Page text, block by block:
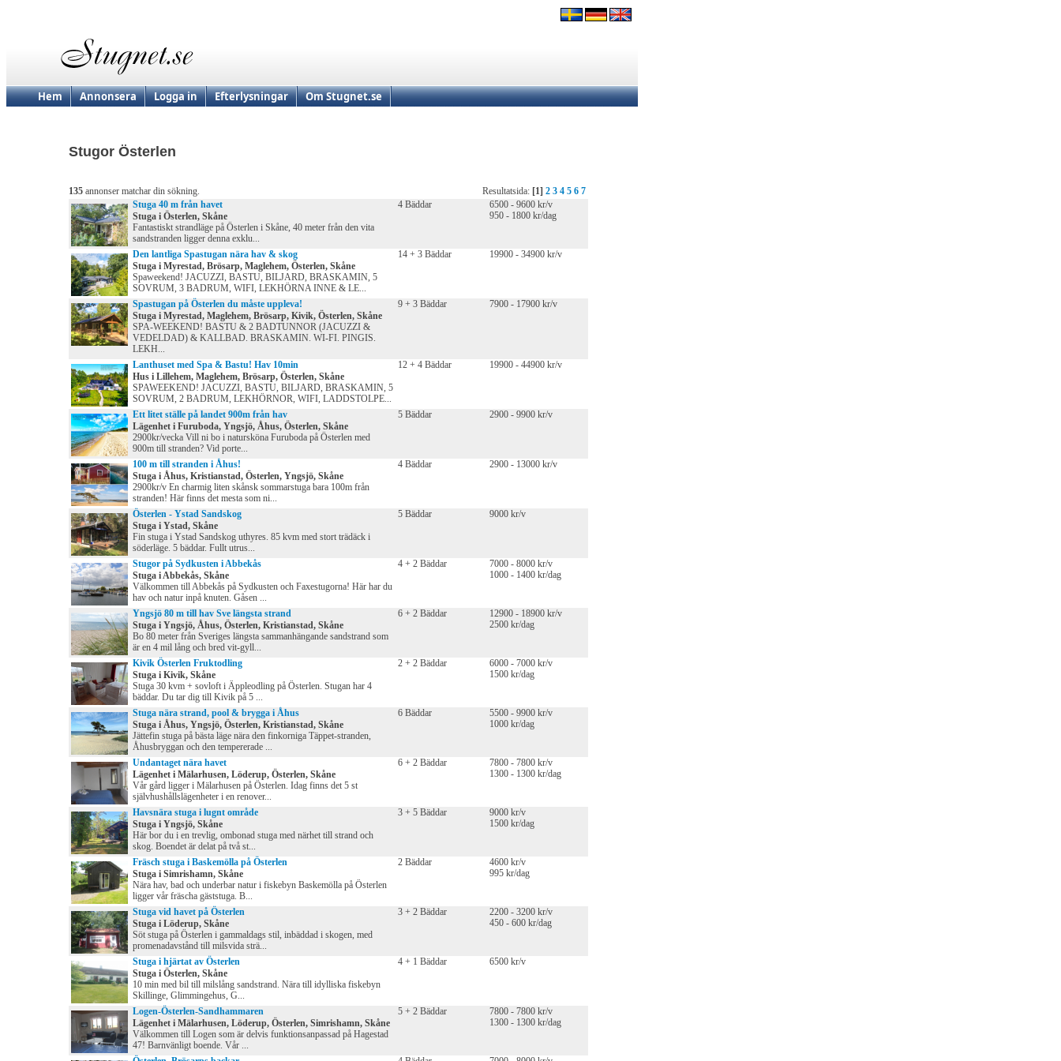
Hem Annonsera Logga in Efterlysningar Om Stugnet.se
Stugor Österlen
135 annonser matchar din sökning. Resultatsida: [1] 2 3 4 5 6 7
Stuga 40 m från havet
Stuga i Österlen, Skåne
Fantastiskt strandläge på Österlen i Skåne, 40 meter från den vita
sandstranden ligger denna exklu...
4 Bäddar
6500 - 9600 kr/v
950 - 1800 kr/dag
Den lantliga Spastugan nära hav & skog
Stuga i Myrestad, Brösarp, Maglehem, Österlen, Skåne
Spaweekend! JACUZZI, BASTU, BILJARD, BRASKAMIN, 5
SOVRUM, 3 BADRUM, WIFI, LEKHÖRNA INNE & LE...
14 + 3 Bäddar 19900 - 34900 kr/v
Spastugan på Österlen du måste uppleva!
Stuga i Myrestad, Maglehem, Brösarp, Kivik, Österlen, Skåne
SPA-WEEKEND! BASTU & 2 BADTUNNOR (JACUZZI &
VEDELDAD) & KALLBAD. BRASKAMIN. WI-FI. PINGIS.
LEKH...
9 + 3 Bäddar 7900 - 17900 kr/v
Lanthuset med Spa & Bastu! Hav 10min
Hus i Lillehem, Maglehem, Brösarp, Österlen, Skåne
SPAWEEKEND! JACUZZI, BASTU, BILJARD, BRASKAMIN, 5
SOVRUM, 2 BADRUM, LEKHÖRNOR, WIFI, LADDSTOLPE...
12 + 4 Bäddar 19900 - 44900 kr/v
Ett litet ställe på landet 900m från hav
Lägenhet i Furuboda, Yngsjö, Åhus, Österlen, Skåne
2900kr/vecka Vill ni bo i natursköna Furuboda på Österlen med
900m till stranden? Vid porte...
5 Bäddar 2900 - 9900 kr/v
100 m till stranden i Åhus!
Stuga i Åhus, Kristianstad, Österlen, Yngsjö, Skåne
2900kr/v En charmig liten skånsk sommarstuga bara 100m från
stranden! Här finns det mesta som ni...
4 Bäddar 2900 - 13000 kr/v
Österlen - Ystad Sandskog
Stuga i Ystad, Skåne
Fin stuga i Ystad Sandskog uthyres. 85 kvm med stort trädäck i
söderläge. 5 bäddar. Fullt utrus...
5 Bäddar 9000 kr/v
Stugor på Sydkusten i Abbekås
Stuga i Abbekås, Skåne
Välkommen till Abbekås på Sydkusten och Faxestugorna! Här har du
hav och natur inpå knuten. Gåsen ...
4 + 2 Bäddar
7000 - 8000 kr/v
1000 - 1400 kr/dag
Yngsjö 80 m till hav Sve längsta strand
Stuga i Yngsjö, Åhus, Österlen, Kristianstad, Skåne
Bo 80 meter från Sveriges längsta sammanhängande sandstrand som
är en 4 mil lång och bred vit-gyll...
6 + 2 Bäddar
12900 - 18900 kr/v
2500 kr/dag
Kivik Österlen Fruktodling
Stuga i Kivik, Skåne
Stuga 30 kvm + sovloft i Äppleodling på Österlen. Stugan har 4
bäddar. Du tar dig till Kivik på 5 ...
2 + 2 Bäddar
6000 - 7000 kr/v
1500 kr/dag
Stuga nära strand, pool & brygga i Åhus
Stuga i Åhus, Yngsjö, Österlen, Kristianstad, Skåne
Jättefin stuga på bästa läge nära den finkorniga Täppet-stranden,
Åhusbryggan och den tempererade ...
6 Bäddar
5500 - 9900 kr/v
1000 kr/dag
Undantaget nära havet
Lägenhet i Mälarhusen, Löderup, Österlen, Skåne
Vår gård ligger i Mälarhusen på Österlen. Idag finns det 5 st
självhushållslägenheter i en renover...
6 + 2 Bäddar
7800 - 7800 kr/v
1300 - 1300 kr/dag
Havsnära stuga i lugnt område
Stuga i Yngsjö, Skåne
Här bor du i en trevlig, ombonad stuga med närhet till strand och
skog. Boendet är delat på två st...
3 + 5 Bäddar
9000 kr/v
1500 kr/dag
Fräsch stuga i Baskemölla på Österlen
Stuga i Simrishamn, Skåne
Nära hav, bad och underbar natur i fiskebyn Baskemölla på Österlen
ligger vår fräscha gäststuga. B...
2 Bäddar
4600 kr/v
995 kr/dag
Stuga vid havet på Österlen
Stuga i Löderup, Skåne
Söt stuga på Österlen i gammaldags stil, inbäddad i skogen, med
promenadavstånd till milsvida strä...
3 + 2 Bäddar
2200 - 3200 kr/v
450 - 600 kr/dag
Stuga i hjärtat av Österlen
Stuga i Österlen, Skåne
10 min med bil till milslång sandstrand. Nära till idylliska fiskebyn
Skillinge, Glimmingehus, G...
4 + 1 Bäddar 6500 kr/v
Logen-Österlen-Sandhammaren
Lägenhet i Mälarhusen, Löderup, Österlen, Simrishamn, Skåne
Välkommen till Logen som är delvis funktionsanpassad på Hagestad
47! Barnvänligt boende. Vår ...
5 + 2 Bäddar
7800 - 7800 kr/v
1300 - 1300 kr/dag